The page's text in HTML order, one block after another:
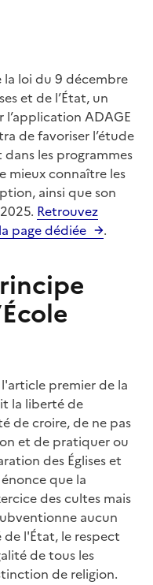
la loi du 9 décembre
et de l’État, un
l’application ADAGE
de favoriser l’étude
les programmes
mieux connaître les
ainsi que son
Retrouvez
page dédiée
.
premier de la
la liberté de
de croire, de ne pas
et de pratiquer ou
des Églises et
que la
des cultes mais
aucun
l'État, le respect
de tous les
de religion.